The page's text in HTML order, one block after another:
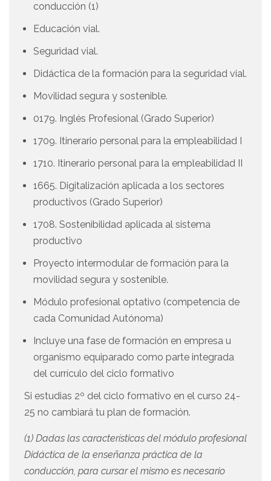
conducción (1)
Educación vial.
Seguridad vial.
Didáctica de la formación para la seguridad vial.
Movilidad segura y sostenible.
0179. Inglés Profesional (Grado Superior)
1709. Itinerario personal para la empleabilidad I
1710. Itinerario personal para la empleabilidad II
1665. Digitalización aplicada a los sectores
productivos (Grado Superior)
1708. Sostenibilidad aplicada al sistema
productivo
Proyecto intermodular de formación para la
movilidad segura y sostenible.
Módulo profesional optativo (competencia de
cada Comunidad Autónoma)
Incluye una fase de formación en empresa u
organismo equiparado como parte integrada
del currículo del ciclo formativo
Si estudias 2º del ciclo formativo en el curso 24-
25 no cambiará tu plan de formación.
(1) Dadas las características del módulo profesional
Didáctica de la enseñanza práctica de la
conducción, para cursar el mismo es necesario